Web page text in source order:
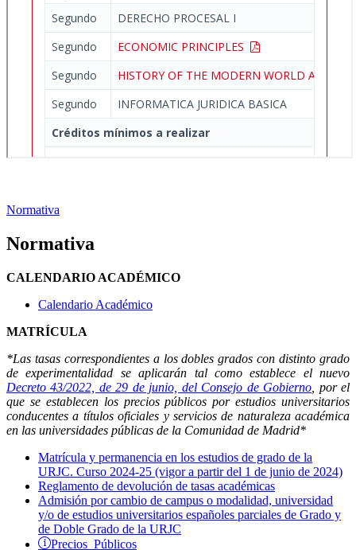
Normativa
Normativa
CALENDARIO ACADÉMICO
Calendario Académico
MATRÍCULA
*Las tasas correspondientes a los dobles grados con distinto grado
de experimentalidad se aplicarán tal como establece el nuevo
Decreto 43/2022, de 29 de junio, del Consejo de Gobierno , por el
que se establecen los precios públicos por estudios universitarios
conducentes a títulos oficiales y servicios de naturaleza académica
en las universidades públicas de la Comunidad de Madrid*
Matrícula y permanencia en los estudios de grado de la
URJC. Curso 2024-25 (vigor a partir del 1 de junio de 2024)
Reglamento de devolución de tasas académicas
Admisión por cambio de campus o modalidad, universidad
y/o de estudios universitarios españoles parciales de Grado y
de Doble Grado de la URJC
Precios Públicos